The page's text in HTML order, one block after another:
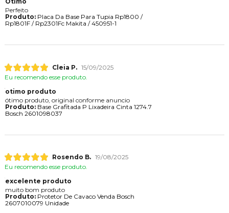
Perfeito
Produto:Placa Da Base Para Tupia Rp1800 /
Rp1801F / Rp2301Fc Makita / 450951-1
Cleia P. 15/09/2025
Eu recomendo esse produto.
otimo produto
ótimo produto, original conforme anuncio
Produto:Base Grafitada P Lixadeira Cinta 1274.7
Bosch 2601098037
Rosendo B. 19/08/2025
Eu recomendo esse produto.
excelente produto
muito bom produto
Produto:Protetor De Cavaco Venda Bosch
2607010079 Unidade